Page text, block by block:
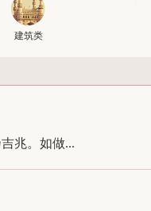
建筑类
兆。如做...